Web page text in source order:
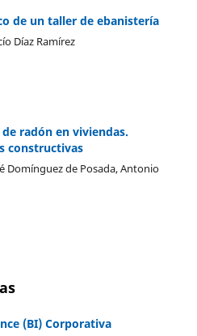
de un taller de ebanistería
Díaz Ramírez
radón en viviendas.
constructivas
Domínguez de Posada, Antonio
(BI) Corporativa